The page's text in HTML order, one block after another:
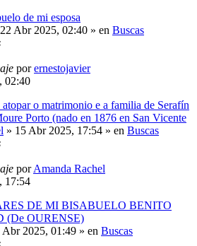
de mi esposa
22 Abr 2025, 02:40 » en Buscas
porernestojavier
02:40
o matrimonio e a familia de Serafín
Porto (nado en 1876 en San Vicente
» 15 Abr 2025, 17:54 » en Buscas
porAmanda Rachel
17:54
DE MI BISABUELO BENITO
(De OURENSE)
Abr 2025, 01:49 » en Buscas